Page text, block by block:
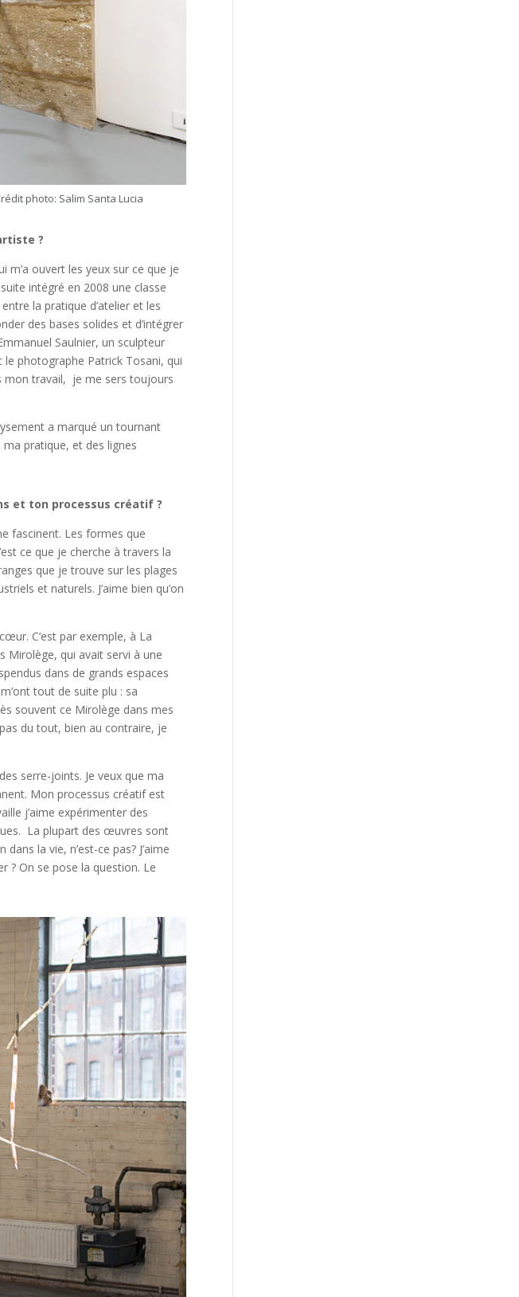
photo: Salim Santa Lucia
?
m’a ouvert les yeux sur ce que je
intégré en 2008 une classe
la pratique d’atelier et les
des bases solides et d’intégrer
Saulnier, un sculpteur
le photographe Patrick Tosani, qui
mon travail, je me sers toujours
a marqué un tournant
ma pratique, et des lignes
et ton processus créatif ?
fascinent. Les formes que
ce que je cherche à travers la
que je trouve sur les plages
et naturels. J’aime bien qu’on
C’est par exemple, à La
Mirolège, qui avait servi à une
dans de grands espaces
tout de suite plu : sa
souvent ce Mirolège dans mes
du tout, bien au contraire, je
serre-joints. Je veux que ma
Mon processus créatif est
j’aime expérimenter des
La plupart des œuvres sont
la vie, n’est-ce pas? J’aime
? On se pose la question. Le